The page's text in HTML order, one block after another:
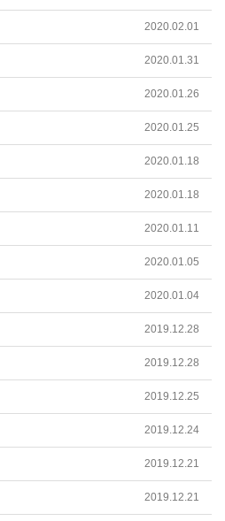
2020.02.01
2020.01.31
2020.01.26
2020.01.25
2020.01.18
2020.01.18
2020.01.11
2020.01.05
2020.01.04
2019.12.28
2019.12.28
2019.12.25
2019.12.24
2019.12.21
2019.12.21